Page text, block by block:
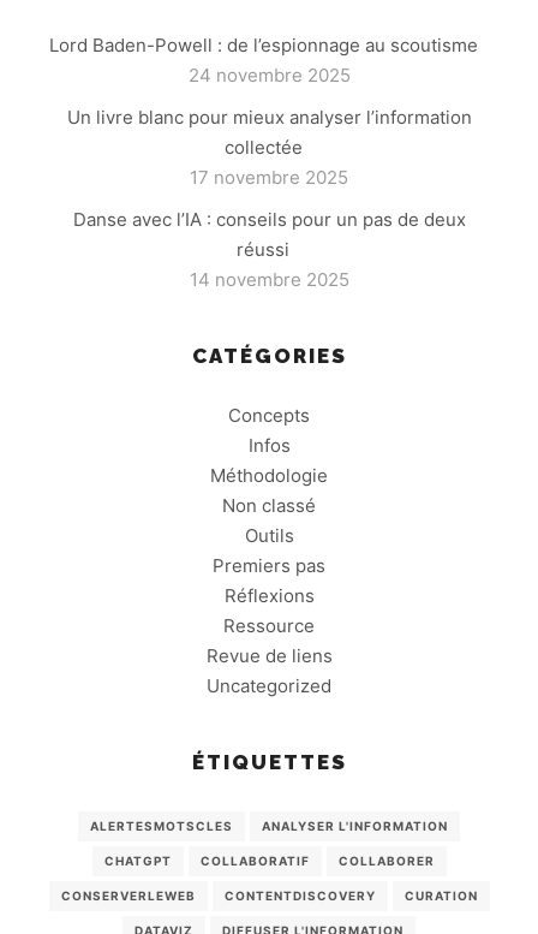
Lord Baden-Powell : de l’espionnage au scoutisme
24 novembre 2025
Un livre blanc pour mieux analyser l’information
collectée
17 novembre 2025
Danse avec l’IA : conseils pour un pas de deux
réussi
14 novembre 2025
CATÉGORIES
Concepts
Infos
Méthodologie
Non classé
Outils
Premiers pas
Réflexions
Ressource
Revue de liens
Uncategorized
ÉTIQUETTES
ALERTESMOTSCLES ANALYSER L'INFORMATION
CHATGPT COLLABORATIF COLLABORER
CONSERVERLEWEB CONTENTDISCOVERY CURATION
DATAVIZ DIFFUSER L'INFORMATION